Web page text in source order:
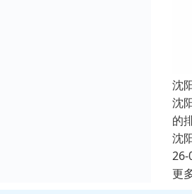
沈
沈
的
沈
26-
更